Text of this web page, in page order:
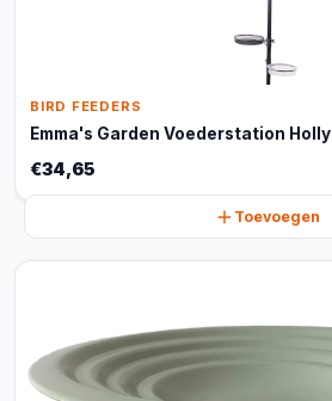
BIRD FEEDERS
Emma's Garden Voederstation
€34,65
Toevoegen